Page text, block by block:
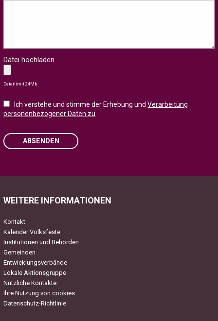
Datei hochladen
Dateilimit 24Mb
Ich verstehe und stimme der Erhebung undVerarbeitung
personenbezogener Daten zu.
ABSENDEN
WEITERE INFORMATIONEN
Kontakt
Kalender Volksfeste
Institutionen und Behörden
Gemeinden
Entwicklungsverbände
Lokale Aktionsgruppe
Nützliche Kontakte
Ihre Nutzung von cookies
Datenschutz-Richtlinie